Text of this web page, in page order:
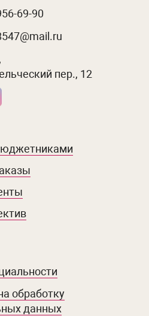
69-90
пер., 12
обработку
данных